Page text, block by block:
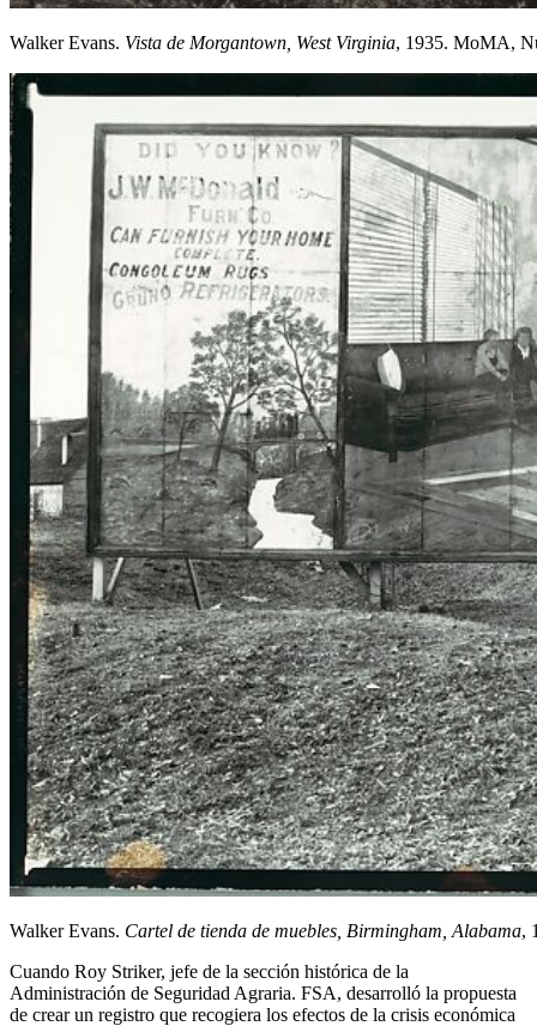
Walker Evans. Vista de Morgantown, West Virginia, 1935. MoMA,
Walker Evans. Cartel de tienda de muebles, Birmingham, Alabama,
Cuando Roy Striker, jefe de la sección histórica de la
Administración de Seguridad Agraria. FSA, desarrolló la propuesta
de crear un registro que recogiera los efectos de la crisis económica